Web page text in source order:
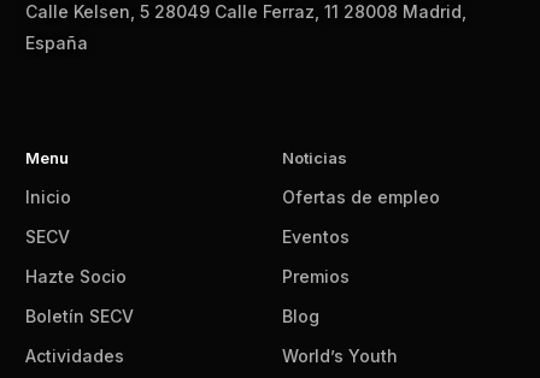
Calle Kelsen, 5 28049 Calle Ferraz, 11 28008 Madrid,
España
Menu
Inicio
SECV
Hazte Socio
Boletín SECV
Actividades
Noticias
Ofertas de empleo
Eventos
Premios
Blog
World’s Youth